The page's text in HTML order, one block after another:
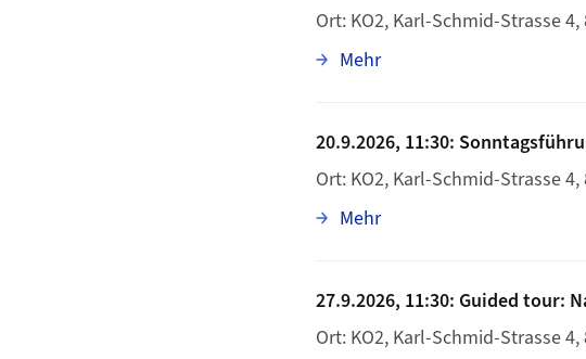
Ort: KO2, Karl-Schmid-Strasse
Mehrzu 13.9.2026, 11:30:
20.9.2026, 11:30:
Ort: KO2, Karl-Schmid-Strasse
Mehrzu 20.9.2026, 11:30:
27.9.2026, 11:30: Guided tour:
Ort: KO2, Karl-Schmid-Strasse